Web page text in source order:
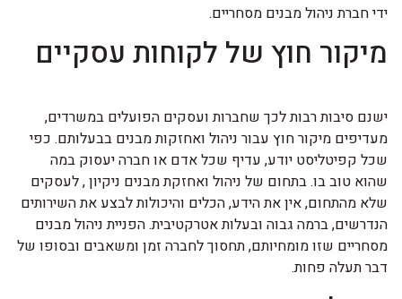
ידי חברת ניהול מבנים מסחריים.
מיקור חוץ של לקוחות עסקיים
ישנם סיבות רבות לכך שחברות ועסקים הפועלים במשרדים,
מעדיפים מיקור חוץ עבור ניהול ואחזקות מבנים בבעלותם. כפי
שכל קפיטליסט יודע, עדיף שכל אדם או חברה יעסוק במה
שהוא טוב בו. בתחום של ניהול ואחזקת מבנים ניקיון , לעסקים
שלא מהתחום, אין את הידע, הכלים והיכולות לבצע את השירותים
הנדרשים, ברמה גבוה ובעלות אטרקטיבית. הפניית ניהול מבנים
מסחריים שזו מומחיותם, תחסוך לחברה זמן ומשאבים ובסופו של
דבר תעלה פחות.